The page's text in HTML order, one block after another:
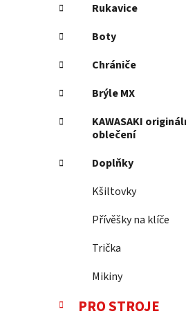
Rukavice
Boty
Chrániče
Brýle MX
KAWASAKI
oblečení
Doplňky
Kšiltovky
Přívěšky na klíče
Trička
Mikiny
PRO STROJE